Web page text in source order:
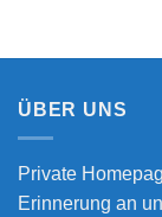
ÜBER UNS
Private
Erinnerung an